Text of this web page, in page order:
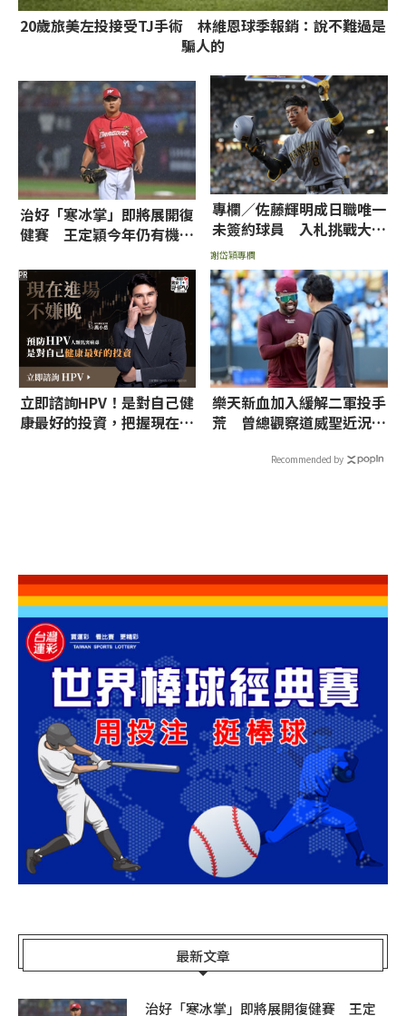
20歲旅美左投接受TJ手術 林維恩球季報銷：說不難過是
騙人的
治好「寒冰掌」即將展開復
健賽 王定穎今年仍有機會
專欄／佐藤輝明成日職唯一
未簽約球員 入札挑戰大聯
謝岱穎專欄
立即諮詢HPV！是對自己健
康最好的投資，把握現在不
PR
樂天新血加入緩解二軍投手
荒 曾總觀察道威聖近況：
Recommended by
最新文章
治好「寒冰掌」即將展開復健賽 王定